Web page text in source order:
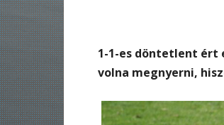
1-1-es döntetlent ért
volna megnyerni,